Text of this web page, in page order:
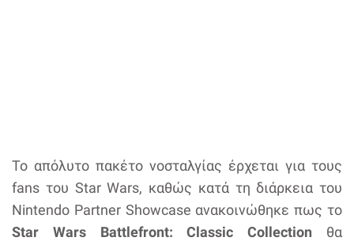
Το απόλυτο πακέτο νοσταλγίας έρχεται για τους
fans του Star Wars, καθώς κατά τη διάρκεια του
Nintendo Partner Showcase ανακοινώθηκε πως το
Star Wars Battlefront: Classic Collection θα